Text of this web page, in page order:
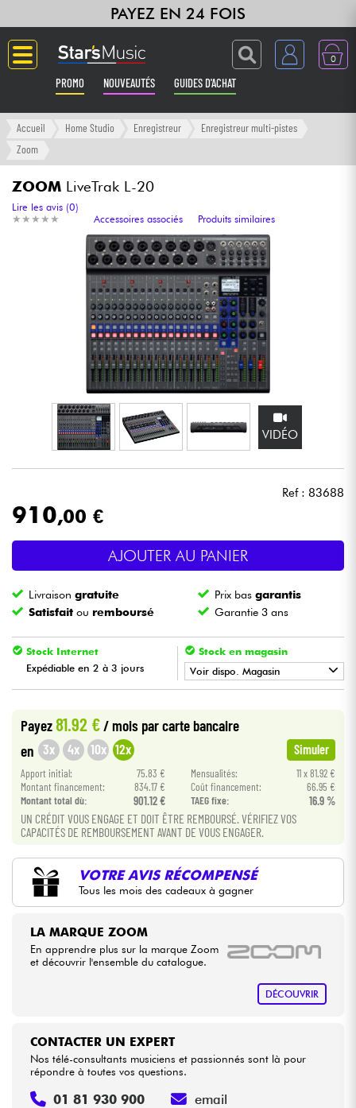
PAYEZ EN 24 FOIS
0
PROMO NOUVEAUTÉS GUIDES D'ACHAT
Langue
Amplis & Effets
Claviers & Pianos
Synthés & Sampleurs
Home Studio
Casques
Micros & HF
Eclairage
Violons & Quatuor
Câbles & Access.
HiFi
Packs
Voir nos marques
Accueil Home Studio Enregistreur
Enregistreur multi-pistes
Zoom
ZOOM LiveTrak L-20
★ ★ ★ ★ ★
★ ★ ★ ★ ★
Lire les avis (0)
Accessoires associés
Produits similaires
VIDÉO
Ref : 83688
910,00 €
AJOUTER AU PANIER
Livraisongratuite Prix basgarantis
Satisfait ou remboursé Garantie 3 ans
Stock Internet
Expédiable en 2 à 3 jours
Stock en magasin
Voir dispo. Magasin
• BRUXELLES
Star'SMusic
• Music
•
• Star'SMusicTOULOUSE
Payez 81.92 €/ mois par carte bancaire
en 3x 4x 10x 12x Simuler
Apport initial: 75.83 € Mensualités:
11 x 81.92 €
Montant financement:
834.17 € Coût financement:
66.95 €
Montant total dù:
901.12 € TAEG fixe: 16.9 %
UN CRÉDIT VOUS ENGAGE ET DOIT ÊTRE REMBOURSÉ. VÉRIFIEZ VOS
CAPACITÉS DE REMBOURSEMENT AVANT DE VOUS ENGAGER.
VOTRE AVIS RÉCOMPENSÉ
Tous les mois des cadeaux à gagner
LA MARQUE ZOOM
En apprendre plus sur la marque Zoom
et découvrir l'ensemble du catalogue.
DÉCOUVRIR
CONTACTER UN EXPERT
Nos télé-consultants musiciens et passionnés sont là pour
répondre à toutes vos questions.
01 81 930 900 email